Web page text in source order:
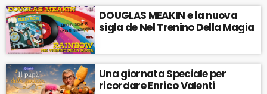
DOUGLAS MEAKIN e la nuova
sigla de Nel Trenino Della Magia
Una giornata Speciale per
ricordare Enrico Valenti